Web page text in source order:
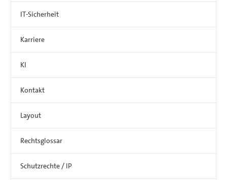
IT-Sicherheit
Karriere
KI
Kontakt
Layout
Rechtsglossar
Schutzrechte / IP